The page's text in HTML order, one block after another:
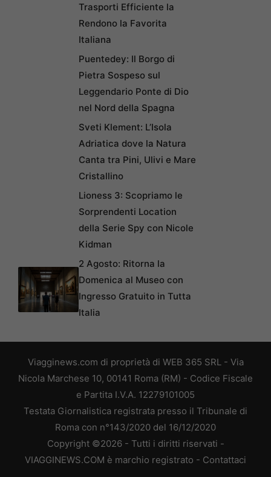
Trasporti Efficiente la
Rendono la Favorita
Italiana
Puentedey: Il Borgo di
Pietra Sospeso sul
Leggendario Ponte di Dio
nel Nord della Spagna
Sveti Klement: L’Isola
Adriatica dove la Natura
Canta tra Pini, Ulivi e Mare
Cristallino
Lioness 3: Scopriamo le
Sorprendenti Location
della Serie Spy con Nicole
Kidman
2 Agosto: Ritorna la
Domenica al Museo con
Ingresso Gratuito in Tutta
Italia
Viagginews.com di proprietà di WEB 365 SRL - Via
Nicola Marchese 10, 00141 Roma (RM) - Codice Fiscale
e Partita I.V.A. 12279101005
Testata Giornalistica registrata presso il Tribunale di
Roma con n°143/2020 del 16/12/2020
Copyright ©2026 - Tutti i diritti riservati -
VIAGGINEWS.COM è marchio registrato - Contattaci